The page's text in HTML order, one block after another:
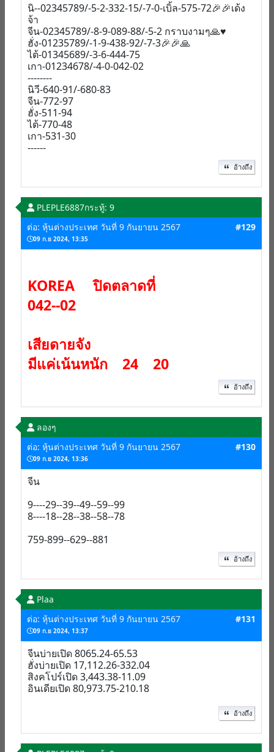
นิ--02345789/-5-2-332-15/-7-0-เบิ้ล-575-72🎉🎉เด้ง
จ้า
จีน-02345789/-8-9-089-88/-5-2 กราบงามๆ🙏♥️
ฮั่ง-01235789/-1-9-438-92/-7-3🎉🎉🙏
ไต้-01345689/-3-6-444-75
เกา-01234678/-4-0-042-02
--------
นิวี-640-91/-680-83
จีน-772-97
ฮั่ง-511-94
ไต้-770-48
เกา-531-30
------
อ้างถึง
PLEPLE6887กระทู้: 9
ต่อ: หุ้นต่างประเทศ วันที่ 9 กันยายน 2567
09 ก.ย 2024, 13:35
#129
KOREA ปิดตลาดที่
042--02
เสียดายจัง
มีแค่เน้นหนัก 24 20
อ้างถึง
ลองๆ
ต่อ: หุ้นต่างประเทศ วันที่ 9 กันยายน 2567
09 ก.ย 2024, 13:36
#130
จีน
9----29--39--49--59--99
8----18--28--38--58--78
759-899--629--881
อ้างถึง
Plaa
ต่อ: หุ้นต่างประเทศ วันที่ 9 กันยายน 2567
09 ก.ย 2024, 13:37
#131
จีนบ่ายเปิด 8065.24-65.53
ฮั่งบ่ายเปิด 17,112.26-332.04
สิงคโปร์เปิด 3,443.38-11.09
อินเดียเปิด 80,973.75-210.18
อ้างถึง